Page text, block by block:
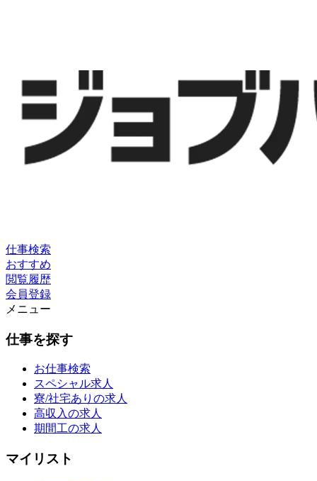
仕事検索
おすすめ
閲覧履歴
会員登録
メニュー
仕事を探す
お仕事検索
スペシャル求人
寮/社宅ありの求人
高収入の求人
期間工の求人
マイリスト